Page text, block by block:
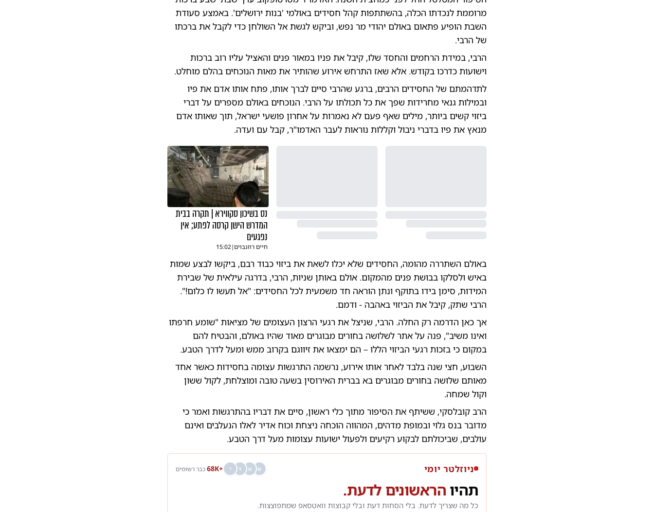
מרוממת לנכדתו הכלה, בהשתתפות קהל חסידים באולמי 'בנות ירושלים'. באמצע סעודת
השבת הופיע פתאום באולם יהודי מר נפש, וביקש לגשת אל השולחן כדי לקבל את ברכתו
של הרבי.
הרבי, במידת הרחמים והחסד שלו, קיבל את פניו במאור פנים והאציל עליו רוב ברכות
וישועות כדרכו בקודש. אלא שאז התרחש אירוע שהותיר את מאות הנוכחים בהלם מוחלט.
לתדהמתם של החסידים הרבים, ברגע שהרבי סיים לברך אותו, פתח אותו אדם את פיו
ובמילות גנאי מחרידות שפך את כל תכולתו על הרבי. הנוכחים באולם מספרים על דברי
ביזוי קשים ביותר, מילים שאף פעם לא נאמרות על אחרון פושעי ישראל, תוך שאותו אדם
מנאץ את פיו בדברי ניבול וקללות נוראות לעבר האדמו"ר, קבל עם ועדה.
נס בשיכון סקווירא | תקרה בבית
המדרש הישן קרסה לפתע; אין
נפגעים
חיים רוזנבוים|
15:02
באולם השתררה מהומה, החסידים שלא יכלו לשאת את ביזוי כבוד רבם, ביקשו לבצע שמות
באיש ולסלקו בבושת פנים מהמקום. אולם באותן שניות, הרבי, בדרגה עילאית של שבירת
המידות, סימן בידו בתוקף ונתן הוראה חד משמעית לכל החסידים: "אל תעשו לו כלום!".
הרבי שתק, קיבל את הביזוי באהבה - ודמם.
אך כאן הדרמה רק החלה. הרבי, שניצל את רגעי הרצון העצומים של מציאות "שומע חרפתו
ואינו משיב", פנה על אתר לשלושה בחורים מבוגרים מאוד שהיו באולם, והבטיח להם
במקום כי בזכות רגעי הביזוי הללו – הם ימצאו את זיווגם בקרוב ממש ומעל לדרך הטבע.
השבוע, חצי שנה בלבד לאחר אותו אירוע, נרשמה התרגשות עצומה בחסידות כאשר אחד
מאותם שלושה בחורים מבוגרים בא בברית האירוסין בשעה טובה ומוצלחת, לקול ששון
וקול שמחה.
הרב קובלסקי, ששיתף את הסיפור מתוך כלי ראשון, סיים את דבריו בהתרגשות ואמר כי
מדובר בנס גלוי ובמופת מדהים, המהווה הוכחה ניצחת וכוח אדיר לאלו הנעלבים ואינם
עולבים, שביכולתם לבקוע רקיעים ולפעול ישועות עצומות מעל דרך הטבע.
ניוזלטר יומי ש מ ד י +68K כבר רשומים
תהיו הראשונים לדעת.
כל מה שצריך לדעת. בלי הסחות דעת ובלי קבוצות וואטסאפ שמתפוצצות.